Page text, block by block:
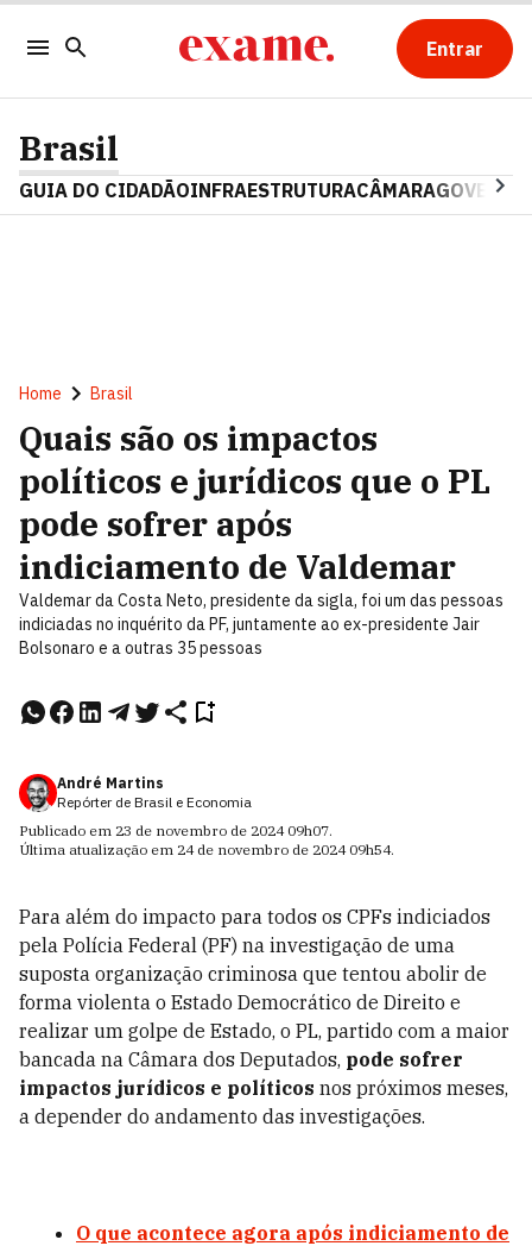
Entrar
Brasil
GUIA DO CIDADÃOINFRAESTRUTURACÂMARAGOVERNO
Home Brasil
Quais são os impactos
políticos e jurídicos que o PL
pode sofrer após
indiciamento de Valdemar
Valdemar da Costa Neto, presidente da sigla, foi um das pessoas
indiciadas no inquérito da PF, juntamente ao ex-presidente Jair
Bolsonaro e a outras 35 pessoas
André Martins
Repórter de Brasil e Economia
Publicado em 23 de novembro de 2024 09h07.
Última atualização em 24 de novembro de 2024 09h54.
Para além do impacto para todos os CPFs indiciados
pela Polícia Federal (PF) na investigação de uma
suposta organização criminosa que tentou abolir de
forma violenta o Estado Democrático de Direito e
realizar um golpe de Estado, o PL, partido com a maior
bancada na Câmara dos Deputados, pode sofrer
impactos jurídicos e políticos nos próximos meses,
a depender do andamento das investigações.
O que acontece agora após indiciamento de